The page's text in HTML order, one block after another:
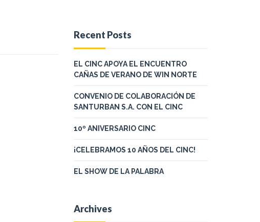
Recent Posts
EL CINC APOYA EL ENCUENTRO
CAÑAS DE VERANO DE WIN NORTE
CONVENIO DE COLABORACIÓN DE
SANTURBAN S.A. CON EL CINC
10º ANIVERSARIO CINC
¡CELEBRAMOS 10 AÑOS DEL CINC!
EL SHOW DE LA PALABRA
Archives